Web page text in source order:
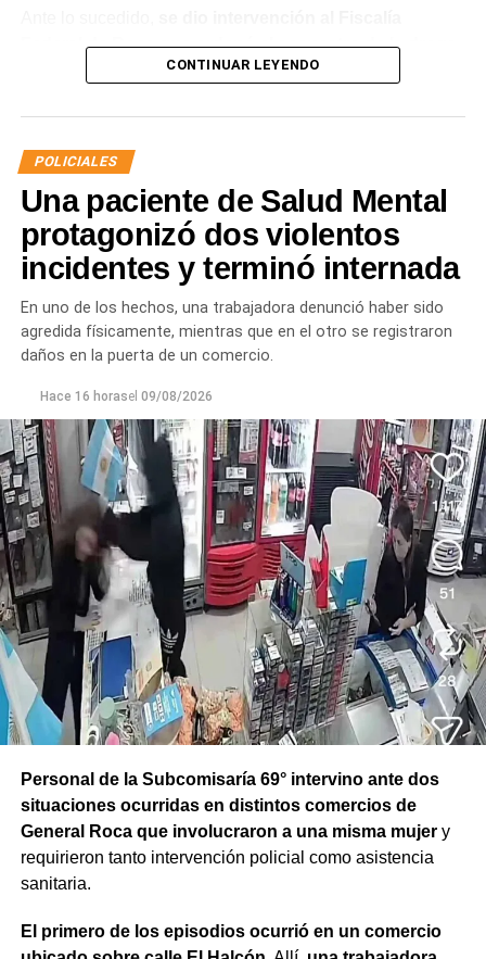
Federal de Roca que ordenó el secuestro de la droga.
La sustancia fue sometida a un análisis orientativo
para cocaína. Posteriormente,el pesaje determinó un
total de 3,6 gramos.
El procedimiento forma parte de los controles que el
Servicio Penitenciario de Río Negro realiza de manera
permanente dentro de los establecimientos carcelarios,
con el objetivo de detectar elementos y sustancias
prohibidas y garantizar las condiciones de seguridad.
CONTINUAR LEYENDO
POLICIALES
Una paciente de Salud Mental
protagonizó dos violentos
incidentes y terminó internada
En uno de los hechos, una trabajadora denunció haber sido
agredida físicamente, mientras que en el otro se registraron
daños en la puerta de un comercio.
Hace 16 horasel 09/08/2026
Personal de la Subcomisaría 69° intervino ante dos
situaciones ocurridas en distintos comercios de
General Roca que involucraron a una misma mujery
requirieron tanto intervención policial como asistencia
sanitaria.
El primero de los episodios ocurrió en un comercio